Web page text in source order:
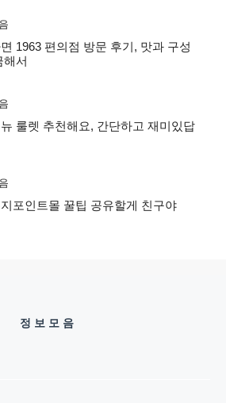
1963 편의점 방문 후기, 맛과 구성
해서
룰렛 추천해요, 간단하고 재미있답
포인트몰 꿀팁 공유할게 친구야
정보모음